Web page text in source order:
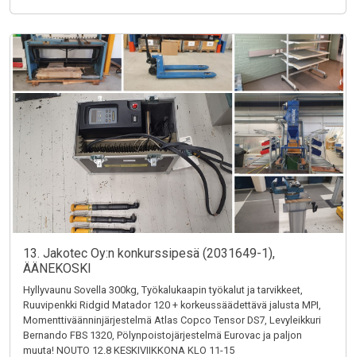
13. Jakotec Oy:n konkurssipesä (2031649-1),
ÄÄNEKOSKI
Hyllyvaunu Sovella 300kg, Työkalukaapin työkalut ja tarvikkeet,
Ruuvipenkki Ridgid Matador 120 + korkeussäädettävä jalusta MPI,
Momenttiväänninjärjestelmä Atlas Copco Tensor DS7, Levyleikkuri
Bernando FBS 1320, Pölynpoistojärjestelmä Eurovac ja paljon
muuta! NOUTO 12.8 KESKIVIIKKONA KLO 11-15